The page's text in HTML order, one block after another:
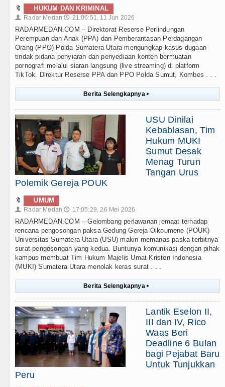
🔖 HUKUM DAN KRIMINAL
👤 Radar Medan 🕔 21:06:51, 11 Jun 2026
RADARMEDAN.COM – Direktorat Reserse Perlindungan
Perempuan dan Anak (PPA) dan Pemberantasan Perdagangan
Orang (PPO) Polda Sumatera Utara mengungkap kasus dugaan
tindak pidana penyiaran dan penyediaan konten bermuatan
pornografi melalui siaran langsung (live streaming) di platform
TikTok. Direktur Reserse PPA dan PPO Polda Sumut, Kombes . . .
Berita Selengkapnya ▸
USU Dinilai
Kebablasan, Tim
Hukum MUKI
Sumut Desak
Menag Turun
Tangan Urus
Polemik Gereja POUK
🔖 UMUM
👤 Radar Medan 🕔 17:05:29, 26 Mei 2026
RADARMEDAN.COM – Gelombang perlawanan jemaat terhadap
rencana pengosongan paksa Gedung Gereja Oikoumene (POUK)
Universitas Sumatera Utara (USU) makin memanas paska terbitnya
surat pengosongan yang kedua. Buntunya komunikasi dengan pihak
kampus membuat Tim Hukum Majelis Umat Kristen Indonesia
(MUKI) Sumatera Utara menolak keras surat . . .
Berita Selengkapnya ▸
Lantik Eselon II,
III dan IV, Rico
Waas Beri
Deadline 6 Bulan
bagi Pejabat Baru
Untuk Tunjukkan
Peru